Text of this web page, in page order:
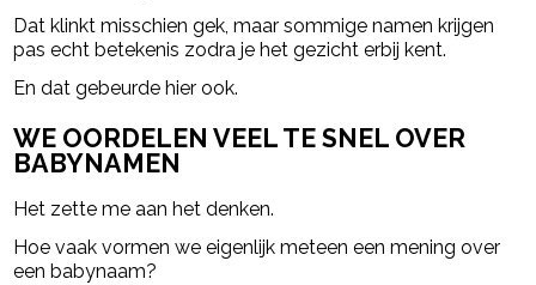
Dat klinkt misschien gek, maar sommige namen krijgen
pas echt betekenis zodra je het gezicht erbij kent.
En dat gebeurde hier ook.
WE OORDELEN VEEL TE SNEL OVER
BABYNAMEN
Het zette me aan het denken.
Hoe vaak vormen we eigenlijk meteen een mening over
een babynaam?